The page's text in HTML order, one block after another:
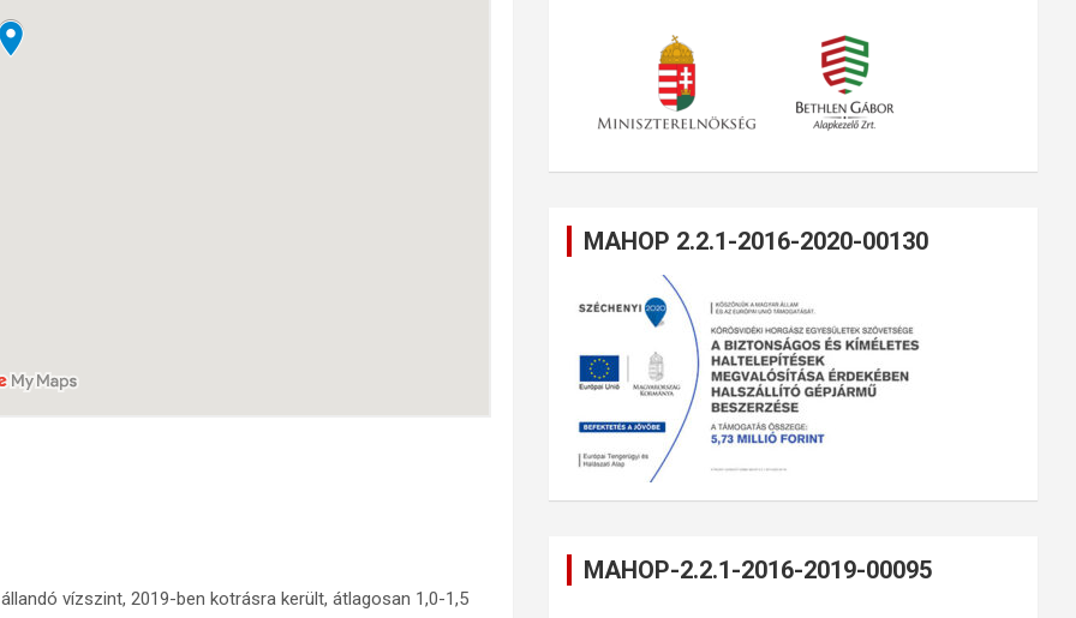
vízszint, 2019-ben kotrásra került, átlagosan 1,0-1,5
MAHOP 2.2.1-2016-2020-00130
MAHOP-2.2.1-2016-2019-00095